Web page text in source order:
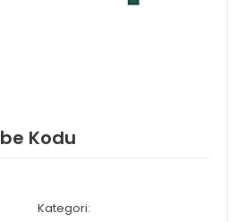
Kodu
Kategori: